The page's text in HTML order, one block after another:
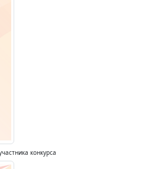
конкурса